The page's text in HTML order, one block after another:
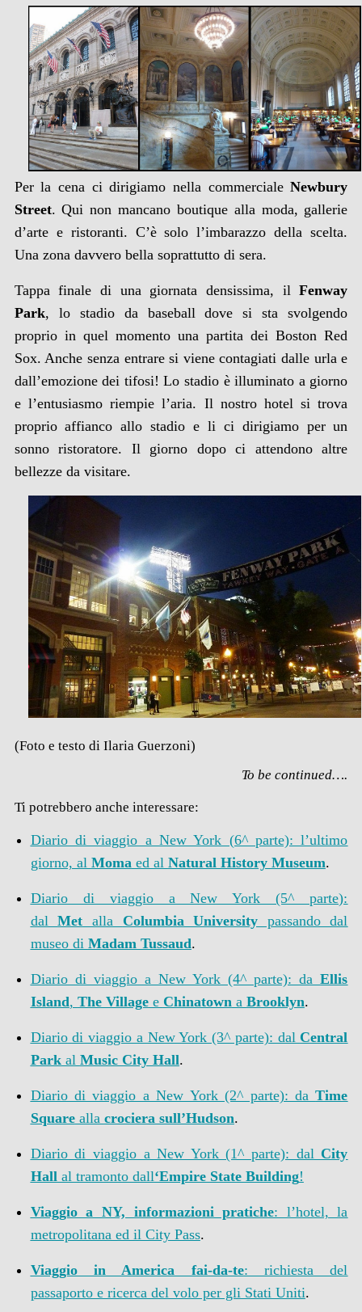
Per la cena ci dirigiamo nella commercialeNewbury
Street. Qui non mancano boutique alla moda, gallerie
d’arte e ristoranti. C’è solo l’imbarazzo della scelta.
Una zona davvero bella soprattutto di sera.
Tappa finale di una giornata densissima, ilFenway
Park, lo stadio da baseball dove si sta svolgendo
proprio in quel momento una partita dei Boston Red
Sox. Anche senza entrare si viene contagiati dalle urla e
dall’emozione dei tifosi! Lo stadio è illuminato a giorno
e l’entusiasmo riempie l’aria. Il nostro hotel si trova
proprio affianco allo stadio e li ci dirigiamo per un
sonno ristoratore. Il giorno dopo ci attendono altre
bellezze da visitare.
(Foto e testo di Ilaria Guerzoni)
To be continued….
Ti potrebbero anche interessare:
Diario di viaggio a New York (6^ parte): l’ultimo
giorno, al Momaed al Natural History Museum.
Diario di viaggio a New York (5^ parte):
dalMet alla Columbia University passando dal
museo di Madam Tussaud.
Diario di viaggio a New York (4^ parte): daEllis
Island, The Villagee Chinatowna Brooklyn.
Diario di viaggio a New York (3^ parte): dal Central
Parkal Music City Hall.
Diario di viaggio a New York (2^ parte): daTime
Squarealla crociera sull’Hudson.
Diario di viaggio a New York (1^ parte): dalCity
Hallal tramonto dall‘Empire State Building!
Viaggio a NY, informazioni pratiche: l’hotel, la
metropolitana ed il City Pass.
Viaggio in America fai-da-te: richiesta del
passaporto e ricerca del volo per gli Stati Uniti.